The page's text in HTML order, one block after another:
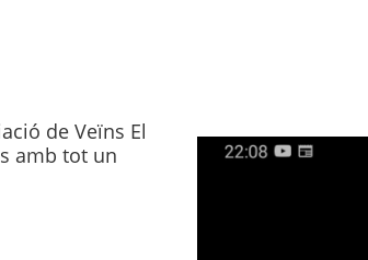
de Veïns El
amb tot un